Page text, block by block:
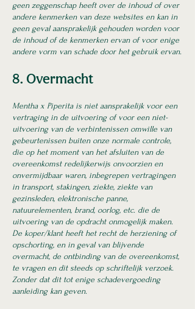
geen zeggenschap heeft over de inhoud of over
andere kenmerken van deze websites en kan in
geen geval aansprakelijk gehouden worden voor
de inhoud of de kenmerken ervan of voor enige
andere vorm van schade door het gebruik ervan.
8. Overmacht
Mentha x Piperita is niet aansprakelijk voor een
vertraging in de uitvoering of voor een niet-
uitvoering van de verbintenissen omwille van
gebeurtenissen buiten onze normale controle,
die op het moment van het afsluiten van de
overeenkomst redelijkerwijs onvoorzien en
onvermijdbaar waren, inbegrepen vertragingen
in transport, stakingen, ziekte, ziekte van
gezinsleden, elektronische panne,
natuurelementen, brand, oorlog, etc. die de
uitvoering van de opdracht onmogelijk maken.
De koper/klant heeft het recht de herziening of
opschorting, en in geval van blijvende
overmacht, de ontbinding van de overeenkomst,
te vragen en dit steeds op schriftelijk verzoek.
Zonder dat dit tot enige schadevergoeding
aanleiding kan geven.